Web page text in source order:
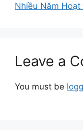
Nhiều Năm Hoạt
Leave a
You must be